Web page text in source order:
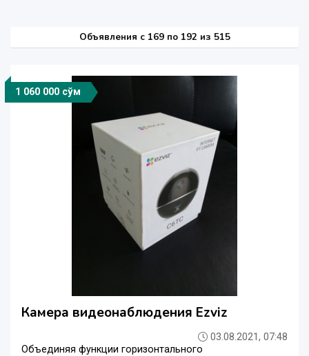
Объявления c 169 по 192 из 515
1 060 000 сўм
Камера видеонаблюдения Ezviz
03.08.2021, 07:48
Объединяя функции горизонтального